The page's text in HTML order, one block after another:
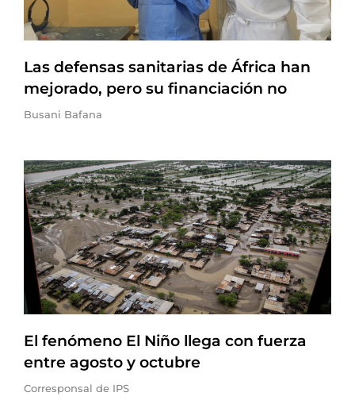
Las defensas sanitarias de África han
mejorado, pero su financiación no
Busani Bafana
El fenómeno El Niño llega con fuerza
entre agosto y octubre
Corresponsal de IPS